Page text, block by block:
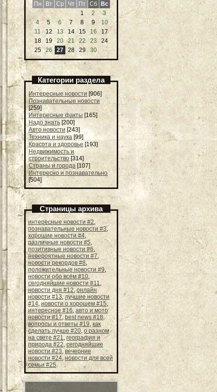
Пн
Вт Ср Чт Пт Сб
Вс
1
2
3
4
5 6 7 8 9
10
11
12 13 14 15 16
17
18
19 20 21 22 23
24
25
26 27 28 29 30
Категории раздела
Интересные новости [906]
Познавательные новости
[259]
Интересные факты [165]
Надо знать [200]
Авто новости [243]
Техника и наука [99]
Красота и здоровье [193]
Недвижимость и
строительство [314]
Страны и города [107]
Интересно и познавательно
[504]
Страницы архива
интересные новости #2,
познавательные новости #3,
хорошие новости #4,
различные новости #5,
позитивные новости #6,
невероятные новости #7,
новости рекордов #8,
положительные новости #9,
новости обо всём #10,
сегодняйшие новости #11,
новости дня #12, онлайн
новости #13, лучшие новости
#14,новости о хорошем #15,
интересное #16, авто и мото
новости #17, best news #18,
вопросы и ответы #19, как
сделать лучше #20, о разном
на свете #21,география и
природа #22,сегодняйшие
новости #23, вечерние
новости #24,новости для всей
семьи #25.